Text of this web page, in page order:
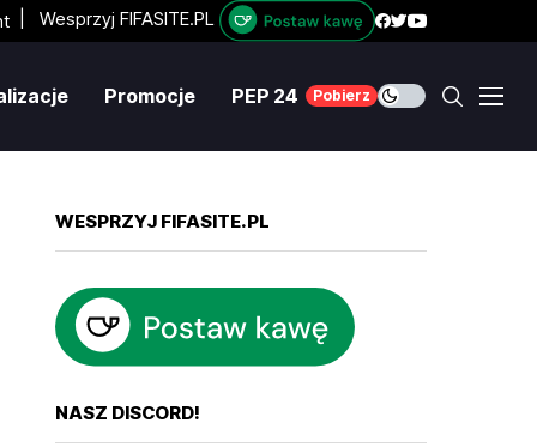
Wesprzyj FIFASITE.PL
Promocje PEP 24 Pobierz
WESPRZYJ FIFASITE.PL
NASZ DISCORD!